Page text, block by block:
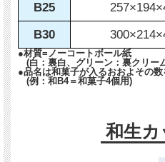
B25
B30
●材質=ノーコートボール紙
(白：裏白、グリーン：裏クリー
●品名は和菓子が入るおおよその数
(例：和B4＝和菓子4個用)
和生カ